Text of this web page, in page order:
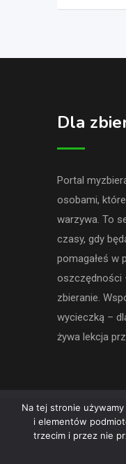
Dla
Portal
osobami,
warzywa. To
czasy, gdy
pomagałeś w
oszczędności
zbieranie.
wycieczką –
żywa lekcja
Na tej stronie
i elementów
trzecim i przez nie